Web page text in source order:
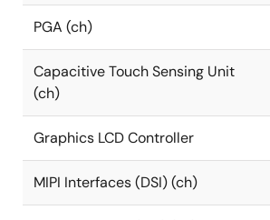
PGA (ch)
Capacitive Touch Sensing Unit
(ch)
Graphics LCD Controller
MIPI Interfaces (DSI) (ch)